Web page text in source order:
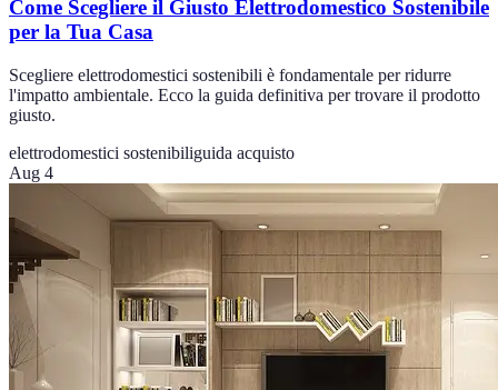
Come Scegliere il Giusto Elettrodomestico Sostenibile
per la Tua Casa
Scegliere elettrodomestici sostenibili è fondamentale per ridurre
l'impatto ambientale. Ecco la guida definitiva per trovare il prodotto
giusto.
elettrodomestici sostenibiliguida acquisto
Aug 4